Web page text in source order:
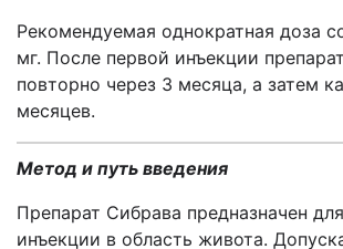
Рекомендуемая однократная доза
мг. После первой инъекции
повторно через 3 месяца, а затем
месяцев.
Метод и путь введения
Препарат Сибрава предназначен
инъекции в область живота.